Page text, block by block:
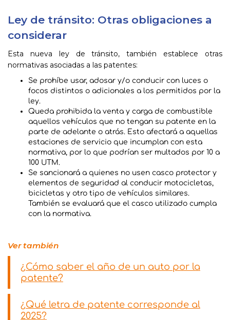
Ley de tránsito: Otras obligaciones a
considerar
Esta nueva ley de tránsito, también establece otras
normativas asociadas a las patentes:
Se prohíbe usar, adosar y/o conducir con luces o
focos distintos o adicionales a los permitidos por la
ley.
Queda prohibida la venta y carga de combustible
aquellos vehículos que no tengan su patente en la
parte de adelante o atrás. Esto afectará a aquellas
estaciones de servicio que incumplan con esta
normativa, por lo que podrían ser multados por 10 a
100 UTM.
Se sancionará a quienes no usen casco protector y
elementos de seguridad al conducir motocicletas,
bicicletas y otro tipo de vehículos similares.
También se evaluará que el casco utilizado cumpla
con la normativa.
Ver también
¿Cómo saber el año de un auto por la
patente?
¿Qué letra de patente corresponde al
2025?